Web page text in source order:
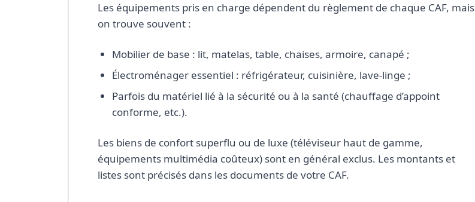
Les équipements pris en charge dépendent du règlement de chaque CAF, mais
on trouve souvent :
Mobilier de base : lit, matelas, table, chaises, armoire, canapé ;
Électroménager essentiel : réfrigérateur, cuisinière, lave-linge ;
Parfois du matériel lié à la sécurité ou à la santé (chauffage d’appoint
conforme, etc.).
Les biens de confort superflu ou de luxe (téléviseur haut de gamme,
équipements multimédia coûteux) sont en général exclus. Les montants et
listes sont précisés dans les documents de votre CAF.